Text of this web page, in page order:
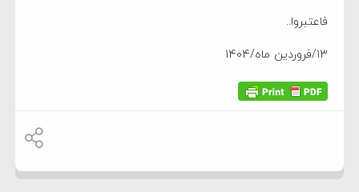
فاعتبروا..
۱۳/فروردین ماه/1404